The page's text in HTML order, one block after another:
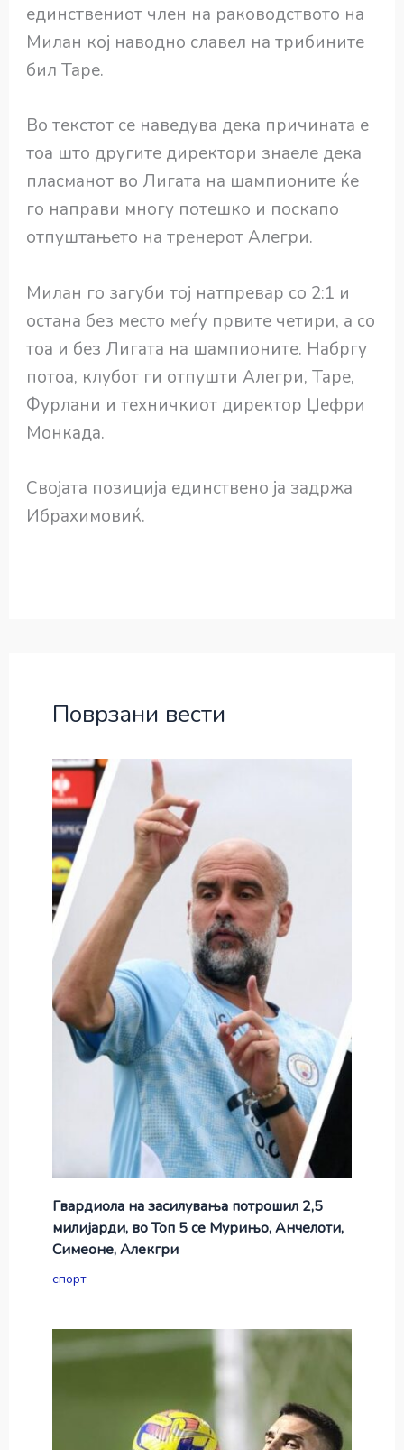
единствениот член на раководството на
Милан кој наводно славел на трибините
бил Таре.
Во текстот се наведува дека причината е
тоа што другите директори знаеле дека
пласманот во Лигата на шампионите ќе
го направи многу потешко и поскапо
отпуштањето на тренерот Алегри.
Милан го загуби тој натпревар со 2:1 и
остана без место меѓу првите четири, а со
тоа и без Лигата на шампионите. Набргу
потоа, клубот ги отпушти Алегри, Таре,
Фурлани и техничкиот директор Џефри
Монкада.
Својата позиција единствено ја задржа
Ибрахимовиќ.
Поврзани вести
Гвардиола на засилувања потрошил 2,5
милијарди, во Топ 5 се Мурињо, Анчелоти,
Симеоне, Алекгри
спорт